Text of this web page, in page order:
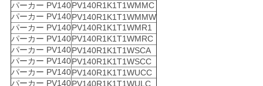
パーカー PV140PV140R1K1T1WMMC
パーカー PV140PV140R1K1T1WMMW
パーカー PV140PV140R1K1T1WMR1
パーカー PV140PV140R1K1T1WMRC
パーカー PV140PV140R1K1T1WSCA
パーカー PV140PV140R1K1T1WSCC
パーカー PV140PV140R1K1T1WUCC
パーカー PV140PV140R1K1T1WULC